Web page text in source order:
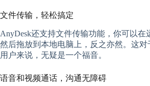
文件传输，轻松搞定
AnyDesk还支持文件传输功能，你可以在
然后拖放到本地电脑上，反之亦然。这
用户来说，无疑是一个福音。
语音和视频通话，沟通无障碍